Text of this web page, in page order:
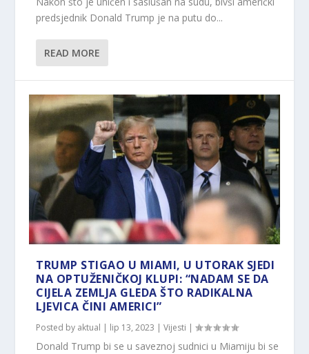
predsjednik Donald Trump je na putu do...
READ MORE
TRUMP STIGAO U MIAMI, U UTORAK SJEDI
NA OPTUŽENIČKOJ KLUPI: “NADAM SE DA
CIJELA ZEMLJA GLEDA ŠTO RADIKALNA
LJEVICA ČINI AMERICI”
Posted by aktual | lip 13, 2023 |Vijesti |
Donald Trump bi se u saveznoj sudnici u Miamiju bi se